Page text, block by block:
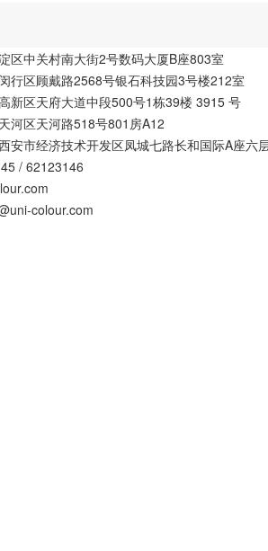
区中关村南大街2号数码大厦B座803室
行区顾戴路2568号银石科技园3号楼212室
新区天府大道中段500号1栋39楼 3915 号
河区天河路518号801房A12
安市经济技术开发区凤城七路长和国际A座六
/ 62123146
colour.com